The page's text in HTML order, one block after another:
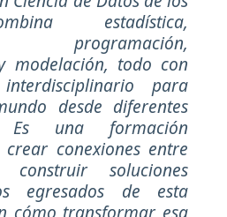
estadística,
programación,
modelación, todo con
para
desde diferentes
Es una formación
conexiones entre
construir soluciones
egresados de esta
cómo transformar esa